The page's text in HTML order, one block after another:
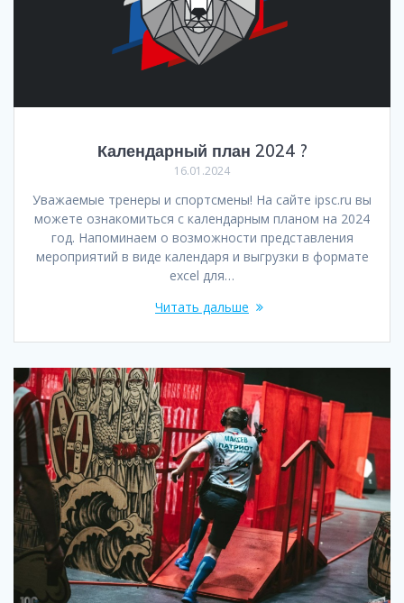
Календарный план 2024 ?
16.01.2024
Уважаемые тренеры и спортсмены! На сайте ipsc.ru вы
можете ознакомиться с календарным планом на 2024
год. Напоминаем о возможности представления
мероприятий в виде календаря и выгрузки в формате
excel для…
Читать дальше